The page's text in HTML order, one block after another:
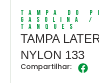
Tampa do
Gasolina /
Tanques
TAMPA
NYLON 133
Compartilhar: